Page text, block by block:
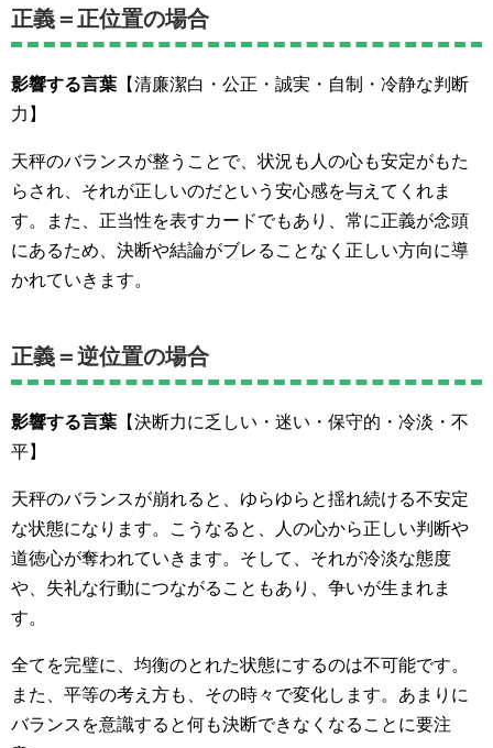
正義＝正位置の場合
影響する言葉 【清廉潔白・公正・誠実・自制・冷静な判断
力】
天秤のバランスが整うことで、状況も人の心も安定がもた
らされ、それが正しいのだという安心感を与えてくれま
す。また、正当性を表すカードでもあり、常に正義が念頭
にあるため、決断や結論がブレることなく正しい方向に導
かれていきます。
正義＝逆位置の場合
影響する言葉 【決断力に乏しい・迷い・保守的・冷淡・不
平】
天秤のバランスが崩れると、ゆらゆらと揺れ続ける不安定
な状態になります。こうなると、人の心から正しい判断や
道徳心が奪われていきます。そして、それが冷淡な態度
や、失礼な行動につながることもあり、争いが生まれま
す。
全てを完璧に、均衡のとれた状態にするのは不可能です。
また、平等の考え方も、その時々で変化します。あまりに
バランスを意識すると何も決断できなくなることに要注